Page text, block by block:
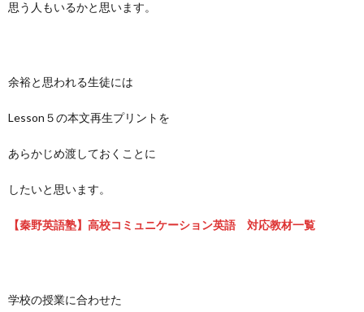
思う人もいるかと思います。
余裕と思われる生徒には
Lesson５の本文再生プリントを
あらかじめ渡しておくことに
したいと思います。
【秦野英語塾】高校コミュニケーション英語 対応教材一覧
学校の授業に合わせた